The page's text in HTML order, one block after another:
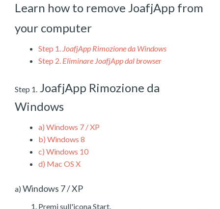
Learn how to remove JoafjApp from
your computer
Step 1. JoafjApp Rimozione da Windows
Step 2. Eliminare JoafjApp dal browser
Step 1. JoafjApp Rimozione da
Windows
a) Windows 7 / XP
b) Windows 8
c) Windows 10
d) Mac OS X
a) Windows 7 / XP
Premi sull'icona Start.